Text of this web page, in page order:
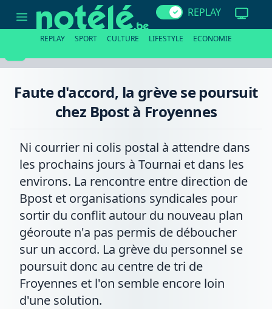
d'accord,
chez
Froyennes
REPLAY
REPLAY SPORT CULTURE LIFESTYLE ECONOMIE
Faute d'accord, la grève se poursuit
chez Bpost à Froyennes
Ni courrier ni colis postal à attendre dans
les prochains jours à Tournai et dans les
environs. La rencontre entre direction de
Bpost et organisations syndicales pour
sortir du conflit autour du nouveau plan
géoroute n'a pas permis de déboucher
sur un accord. La grève du personnel se
poursuit donc au centre de tri de
Froyennes et l'on semble encore loin
d'une solution.